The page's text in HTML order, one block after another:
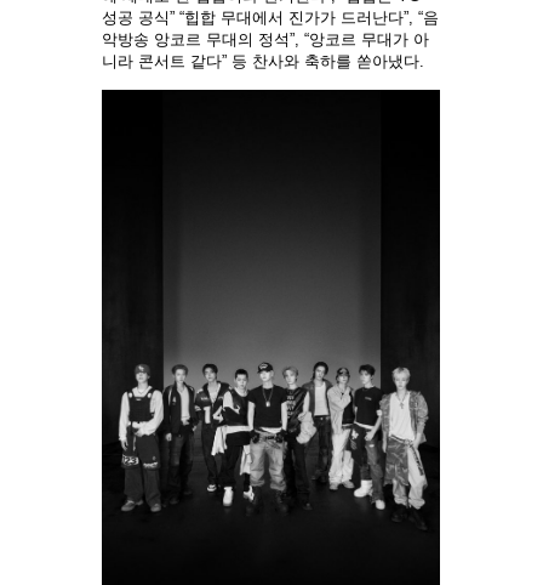
성공 공식” “힙합 무대에서 진가가 드러난다”, “음
악방송 앙코르 무대의 정석”, “앙코르 무대가 아
니라 콘서트 같다” 등 찬사와 축하를 쏟아냈다.